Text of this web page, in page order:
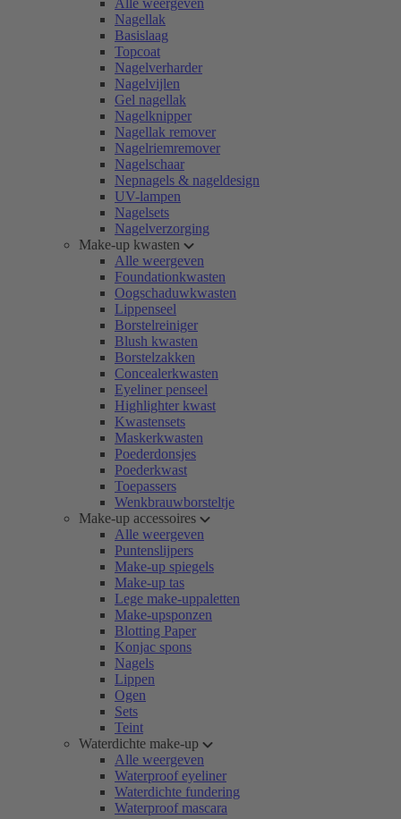
Alle weergeven
Nagellak
Basislaag
Topcoat
Nagelverharder
Nagelvijlen
Gel nagellak
Nagelknipper
Nagellak remover
Nagelriemremover
Nagelschaar
Nepnagels & nageldesign
UV-lampen
Nagelsets
Nagelverzorging
Make-up kwasten
Alle weergeven
Foundationkwasten
Oogschaduwkwasten
Lippenseel
Borstelreiniger
Blush kwasten
Borstelzakken
Concealerkwasten
Eyeliner penseel
Highlighter kwast
Kwastensets
Maskerkwasten
Poederdonsjes
Poederkwast
Toepassers
Wenkbrauwborsteltje
Make-up accessoires
Alle weergeven
Puntenslijpers
Make-up spiegels
Make-up tas
Lege make-uppaletten
Make-upsponzen
Blotting Paper
Konjac spons
Nagels
Lippen
Ogen
Sets
Teint
Waterdichte make-up
Alle weergeven
Waterproof eyeliner
Waterdichte fundering
Waterproof mascara